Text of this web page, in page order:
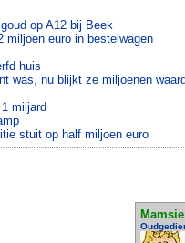
op A12 bij Beek
miljoen euro in bestelwagen
huis
was, nu blijkt ze miljoenen
miljard
stuit op half miljoen euro
Mamsie